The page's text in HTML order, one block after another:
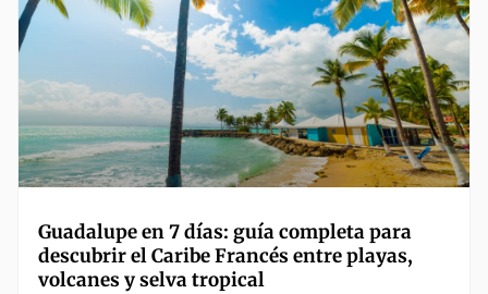
Guadalupe en 7 días: guía completa para
descubrir el Caribe Francés entre playas,
volcanes y selva tropical